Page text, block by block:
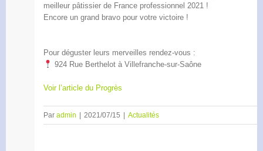
meilleur pâtissier de France professionnel 2021 !
Encore un grand bravo pour votre victoire !
Pour déguster leurs merveilles rendez-vous :
924 Rue Berthelot à Villefranche-sur-Saône
Voir l’article du Progrès
Par admin | 2021/07/15 | Actualités